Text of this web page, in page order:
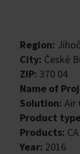
Region:
City: České
ZIP: 370 04
Name of
Solution: Air
Product
Products:
Year: 2016